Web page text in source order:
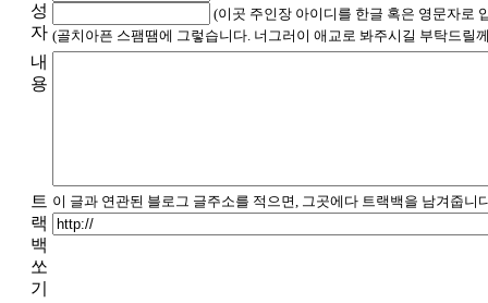
성
자
(이곳 주인장 아이디를 한글 혹은 영문자로
(골치아픈 스팸땜에 그렇습니다. 너그러이 애교로 봐주시길 부탁드릴
내
용
트
랙
백
쏘
기
이 글과 연관된 블로그 글주소를 적으면, 그곳에다 트랙백을 남겨줍니